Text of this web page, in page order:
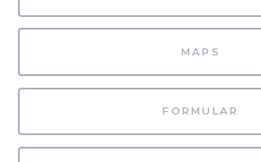
MAPS
FORMULAR